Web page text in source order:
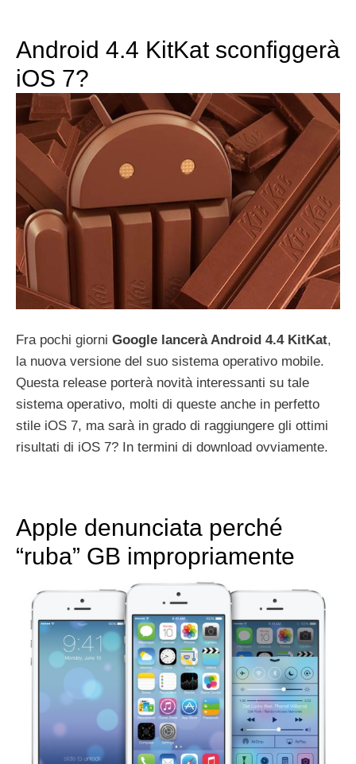
Android 4.4 KitKat sconfiggerà
iOS 7?
Fra pochi giorni Google lancerà Android 4.4 KitKat,
la nuova versione del suo sistema operativo mobile.
Questa release porterà novità interessanti su tale
sistema operativo, molti di queste anche in perfetto
stile iOS 7, ma sarà in grado di raggiungere gli ottimi
risultati di iOS 7? In termini di download ovviamente.
Apple denunciata perché
“ruba” GB impropriamente